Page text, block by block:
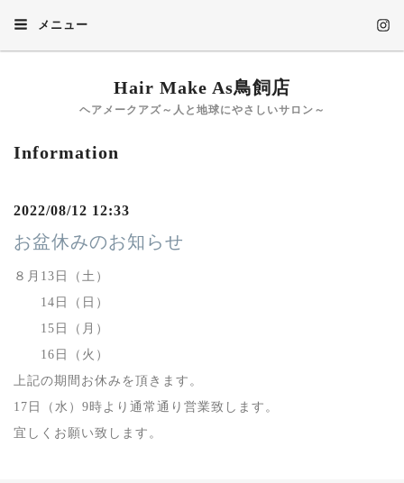
メニュー
Hair Make As鳥飼店
ヘアメークアズ～人と地球にやさしいサロン～
Information
2022/08/12 12:33
お盆休みのお知らせ
８月13日（土）
14日（日）
15日（月）
16日（火）
上記の期間お休みを頂きます。
17日（水）9時より通常通り営業致します。
宜しくお願い致します。